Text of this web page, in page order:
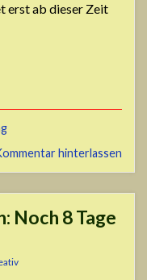
erst ab dieser Zeit
hinterlassen
Noch 8 Tage